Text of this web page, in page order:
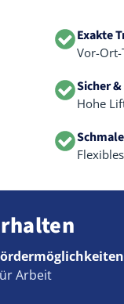
Exakte
Vor-
Sicher
Hohe
Arbeit